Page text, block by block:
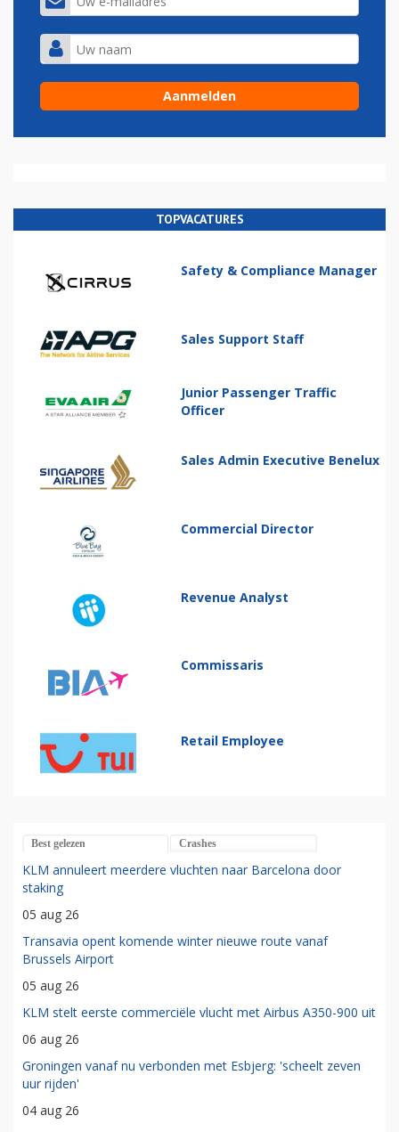
TOPVACATURES
Safety & Compliance Manager
Sales Support Staff
Junior Passenger Traffic
Officer
Sales Admin Executive Benelux
Commercial Director
Revenue Analyst
Commissaris
Retail Employee
Best gelezen Crashes
KLM annuleert meerdere vluchten naar Barcelona door
staking
05 aug 26
Transavia opent komende winter nieuwe route vanaf
Brussels Airport
05 aug 26
KLM stelt eerste commerciële vlucht met Airbus A350-900 uit
06 aug 26
Groningen vanaf nu verbonden met Esbjerg: 'scheelt zeven
uur rijden'
04 aug 26